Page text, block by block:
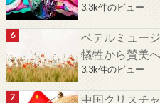
3.3k件のビュー
ベテルミュー
犠牲から賛美
3.3k件のビュー
中国クリスチ